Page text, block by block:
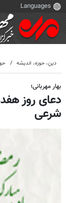
دين، حوزه، انديشه
بهار مهربانی؛
دعای روز
شرعی